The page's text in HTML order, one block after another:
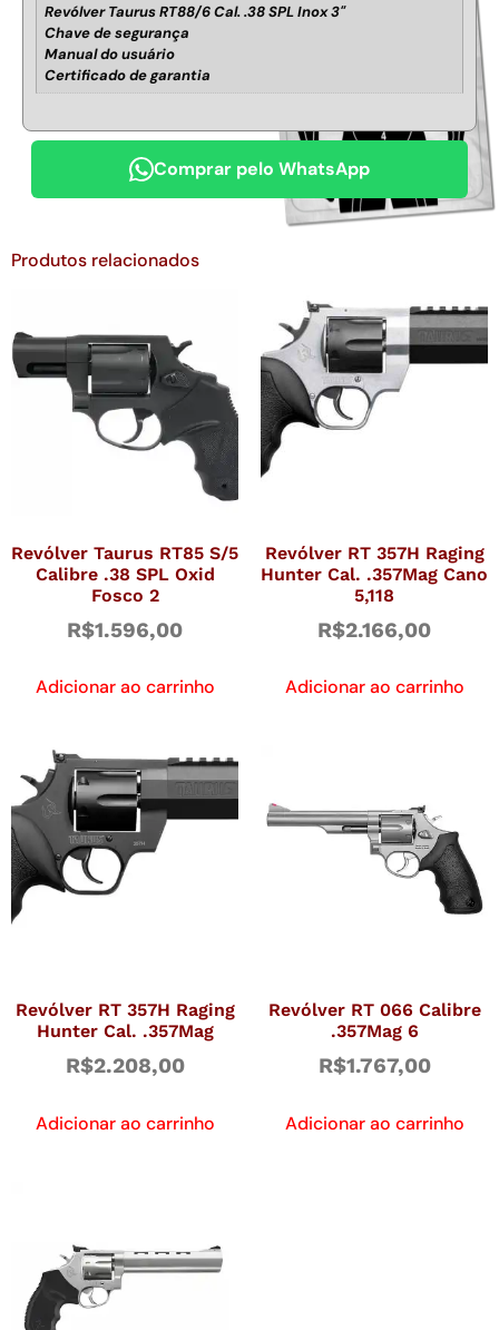
Revólver Taurus RT88/6 Cal. .38 SPL Inox 3"
Chave de segurança
Manual do usuário
Certificado de garantia
Comprar pelo WhatsApp
Produtos relacionados
Revólver Taurus RT85 S/5
Calibre .38 SPL Oxid
Fosco 2
R$1.596,00
Adicionar ao carrinho
Revólver RT 357H Raging
Hunter Cal. .357Mag Cano
5,118
R$2.166,00
Adicionar ao carrinho
Revólver RT 357H Raging
Hunter Cal. .357Mag
R$2.208,00
Adicionar ao carrinho
Revólver RT 066 Calibre
.357Mag 6
R$1.767,00
Adicionar ao carrinho